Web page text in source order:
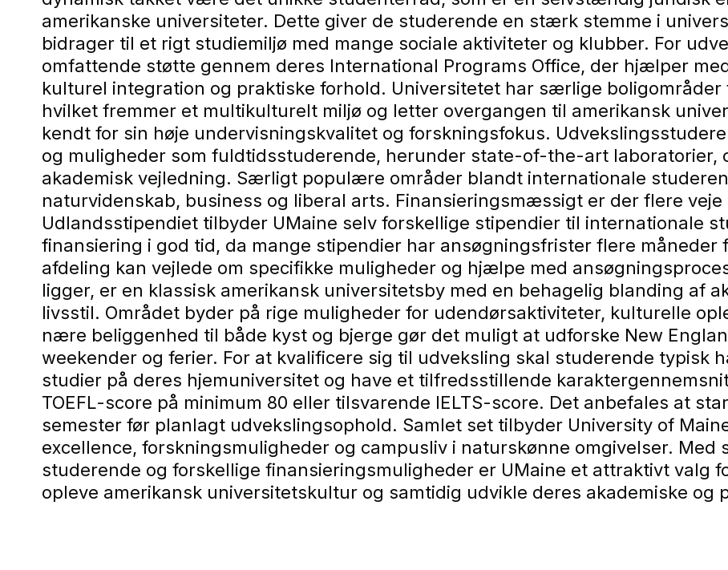
amerikanske universiteter. Dette giver de studerende en stærk stemme i
bidrager til et rigt studiemiljø med mange sociale aktiviteter og klubber. For
omfattende støtte gennem deres International Programs Office, der hjælper
kulturel integration og praktiske forhold. Universitetet har særlige
hvilket fremmer et multikulturelt miljø og letter overgangen til amerikansk
kendt for sin høje undervisningskvalitet og forskningsfokus.
og muligheder som fuldtidsstuderende, herunder state-of-the-art laboratorier,
akademisk vejledning. Særligt populære områder blandt internationale
naturvidenskab, business og liberal arts. Finansieringsmæssigt er der flere veje
Udlandsstipendiet tilbyder UMaine selv forskellige stipendier til internationale
finansiering i god tid, da mange stipendier har ansøgningsfrister flere
afdeling kan vejlede om specifikke muligheder og hjælpe med
ligger, er en klassisk amerikansk universitetsby med en behagelig blanding af
livsstil. Området byder på rige muligheder for udendørsaktiviteter, kulturelle
nære beliggenhed til både kyst og bjerge gør det muligt at udforske New
weekender og ferier. For at kvalificere sig til udveksling skal studerende typisk
studier på deres hjemuniversitet og have et tilfredsstillende
TOEFL-score på minimum 80 eller tilsvarende IELTS-score. Det anbefales at
semester før planlagt udvekslingsophold. Samlet set tilbyder University of
excellence, forskningsmuligheder og campusliv i naturskønne omgivelser. Med
studerende og forskellige finansieringsmuligheder er UMaine et attraktivt valg
opleve amerikansk universitetskultur og samtidig udvikle deres akademiske og